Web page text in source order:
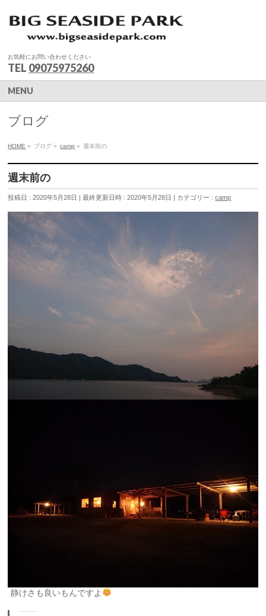
お気軽にお問い合わせください
TEL 09075975260
MENU
ブログ
HOME » ブログ » camp » 週末前の
週末前の
投稿日 : 2020年5月28日 最終更新日時 : 2020年5月28日 カテゴリー :camp
静けさも良いもんですよ